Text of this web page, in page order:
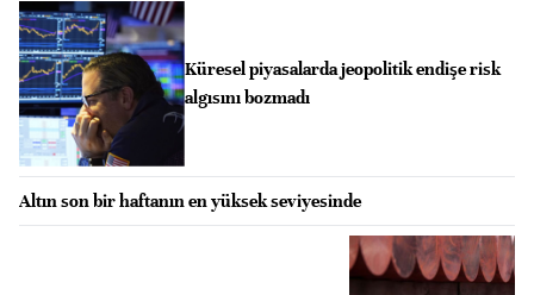
Küresel piyasalarda jeopolitik endişe risk
algısını bozmadı
Altın son bir haftanın en yüksek seviyesinde